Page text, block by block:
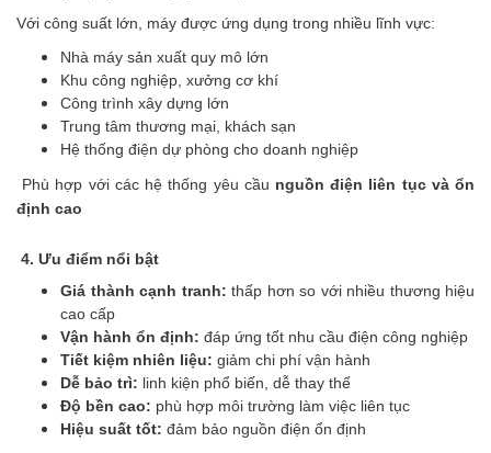
Với công suất lớn, máy được ứng dụng trong nhiều lĩnh vực:
Nhà máy sản xuất quy mô lớn
Khu công nghiệp, xưởng cơ khí
Công trình xây dựng lớn
Trung tâm thương mại, khách sạn
Hệ thống điện dự phòng cho doanh nghiệp
Phù hợp với các hệ thống yêu cầu nguồn điện liên tục và ổn
định cao
4. Ưu điểm nổi bật
Giá thành cạnh tranh: thấp hơn so với nhiều thương hiệu
cao cấp
Vận hành ổn định: đáp ứng tốt nhu cầu điện công nghiệp
Tiết kiệm nhiên liệu: giảm chi phí vận hành
Dễ bảo trì: linh kiện phổ biến, dễ thay thế
Độ bền cao: phù hợp môi trường làm việc liên tục
Hiệu suất tốt: đảm bảo nguồn điện ổn định